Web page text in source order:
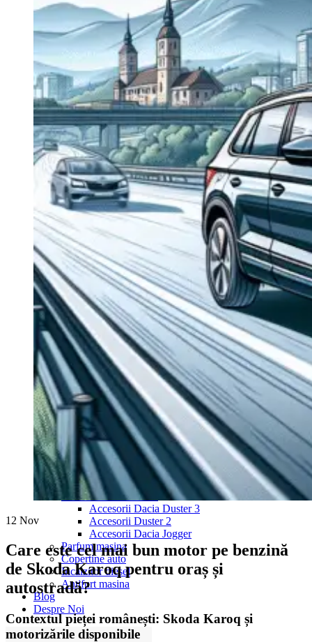
Navigatie Audi A6 C6
Navigatie Audi A6 C7
Navigatie Audi Q5
Ford
Navigație Ford Fiesta
Navigație Ford Focus 1
Navigație Ford Focus 2
Navigație Ford Focus MK3
Navigație Ford Mondeo MK3
Navigație Ford Mondeo MK4
Navigație Ford Transit
Mercedes
Navigație Mercedes C Class W203
Navigație Mercedes C Class W204
Navigație Mercedes W203
Navigație Mercedes W204
Navigație Mercedes W211
Navigație Mercedes Sprinter
Passat
Navigație Passat B5
Navigație Passat B5 5
Navigație Passat B6
Navigație Passat B7
Navigație Passat B8
Navigație Passat CC
Skoda
Navigație Skoda Fabia 1
Navigație Skoda Fabia 2
Navigație Skoda Octavia 1
Navigație Skoda Octavia 2
Navigație Skoda Octavia 3
Navigație Skoda Rapid
Navigație Skoda Superb 1
Navigație Skoda Superb 2
Navigație Toyota Avensis T25
Portbagaj Plafon Auto
Sub 350 Litri
Peste 350 Litri
Peste 450 litri
Accesorii auto masina
Accesorii Dacia Duster 3
Accesorii Duster 2
Accesorii Dacia Jogger
Parfum masina
Copertine auto
Incalzitor diesel
Antifurt masina
Blog
Despre Noi
12 Nov
Care este cel mai bun motor pe benzină
de Skoda Karoq pentru oraș și
autostradă?
Contextul pieței românești: Skoda Karoq și
motorizările disponibile